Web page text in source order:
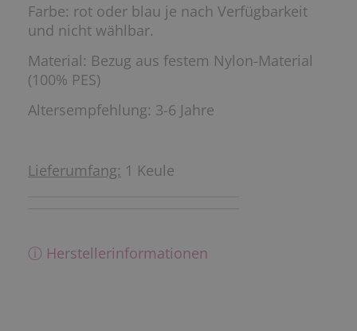
Farbe: rot oder blau je nach Verfügbarkeit
und nicht wählbar.
Material: Bezug aus festem Nylon-Material
(100% PES)
Altersempfehlung: 3-6 Jahre
Lieferumfang: 1 Keule
ⓘ Herstellerinformationen